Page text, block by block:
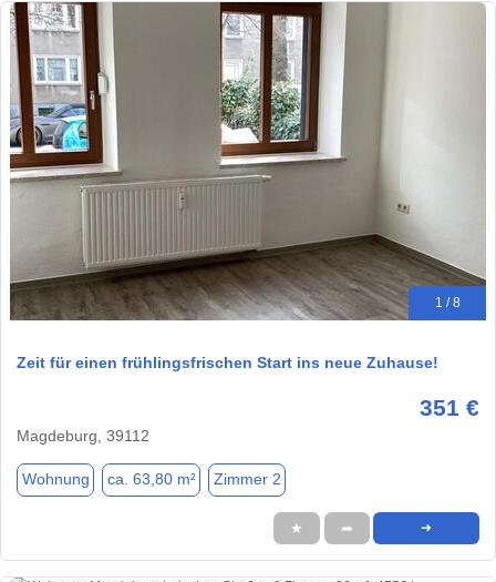
1 / 8
Zeit für einen frühlingsfrischen Start ins neue Zuhause!
351 €
Magdeburg, 39112
Wohnung ca. 63,80 m² Zimmer 2
★ ➦ ➜